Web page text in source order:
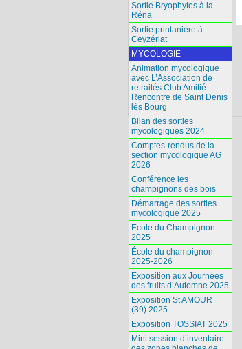
Sortie Bryophytes à la
Réna
Sortie printanière à
Ceyzériat
MYCOLOGIE
Animation mycologique
avec L’Association de
retraités Club Amitié
Rencontre de Saint Denis
lès Bourg
Bilan des sorties
mycologiques 2024
Comptes-rendus de la
section mycologique AG
2026
Conférence les
champignons des bois
Démarrage des sorties
mycologique 2025
Ecole du Champignon
2025
École du champignon
2025-2026
Exposition aux Journées
des fruits d’Automne 2025
Exposition St AMOUR
(39) 2025
Exposition TOSSIAT 2025
Mini session d’inventaire